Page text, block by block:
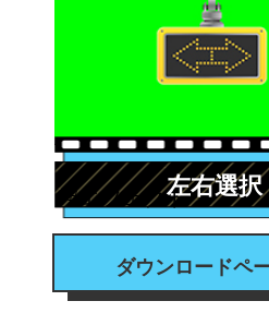
#エフェクト左右選択
ダウンロードペ